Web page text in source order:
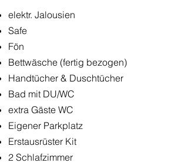
elektr. Jalousien
Safe
Fön
Bettwäsche (fertig bezogen)
Handtücher & Duschtücher
Bad mit DU/WC
extra Gäste WC
Eigener Parkplatz
Erstausrüster Kit
2 Schlafzimmer